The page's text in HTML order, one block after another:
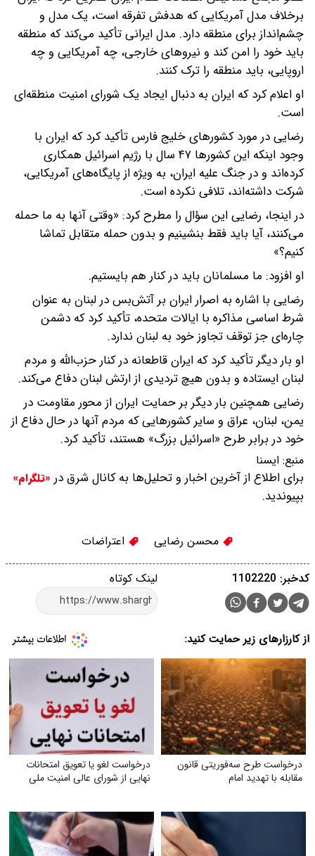
برخلاف مدل آمریکایی که هدفش تفرقه است، یک مدل و
چشم‌انداز برای منطقه دارد. مدل ایرانی تأکید می‌کند که منطقه
باید خود را امن کند و نیروهای خارجی، چه آمریکایی و چه
اروپایی، باید منطقه را ترک کنند.
او اعلام کرد که ایران به دنبال ایجاد یک شورای امنیت منطقه‌ای
است.
رضایی در مورد کشورهای خلیج فارس تأکید کرد که ایران با
وجود اینکه این کشورها ۴۷ سال با رژیم اسرائیل همکاری
کرده‌اند و در جنگ علیه ایران، به ویژه از پایگاه‌های آمریکایی،
شرکت داشته‌اند، تلافی نکرده است.
در اینجا، رضایی این سؤال را مطرح کرد: «وقتی آنها به ما حمله
می‌کنند، آیا باید فقط بنشینیم و بدون حمله متقابل تماشا
کنیم؟»
او افزود: ما مسلمانان باید در کنار هم بایستیم.
رضایی با اشاره به اصرار ایران بر آتش‌بس در لبنان به عنوان
شرط اساسی مذاکره با ایالات متحده، تأکید کرد که دشمن
چاره‌ای جز توقف تجاوز خود به لبنان ندارد.
او بار دیگر تأکید کرد که ایران قاطعانه در کنار حزب‌الله و مردم
لبنان ایستاده و بدون هیچ تردیدی از ارتش لبنان دفاع می‌کند.
رضایی همچنین بار دیگر بر حمایت ایران از محور مقاومت در
یمن، لبنان، عراق و سایر کشورهایی که مردم آنها در حال دفاع از
خود در برابر طرح «اسرائیل بزرگ» هستند، تأکید کرد.
منبع: ايسنا
برای اطلاع از آخرین اخبار و تحلیل‌ها به کانال شرق در «تلگرام»
بپیوندید.
محسن رضایی اعتراضات
لینک کوتاه کدخبر: 1102220
از کارزارهای زیر حمایت کنید:
درخواست طرح سه‌فوریتی قانون
مقابله با تهدید امام
درخواست لغو یا تعویق امتحانات
نهایی از شورای عالی امنیت ملی